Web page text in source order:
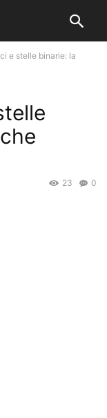
e stelle binarie: la
0
23